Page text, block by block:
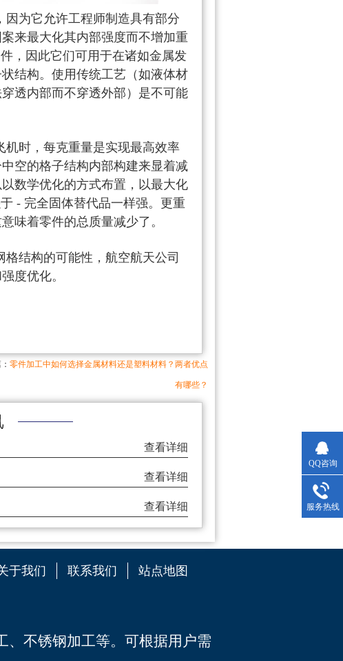
为它允许工程师制造具有部分
来最大化其内部强度而不增加重
，因此它们可用于在诸如金属发
结构。使用传统工艺（如液体材
透内部而不穿透外部）是不可能
时，每克重量是实现最高效率
空的格子结构内部构建来显着减
数学优化的方式布置，以最大化
- 完全固体替代品一样强。更重
味着零件的总质量减少了。
格结构的可能性，航空航天公司
度优化。
零件加工中如何选择金属材料还是塑料材料？两者优点
有哪些？
查看详细
查看详细
查看详细
于我们 联系我们 站点地图
、 不锈钢加工等。可根据用户需
QQ咨询
服务热线